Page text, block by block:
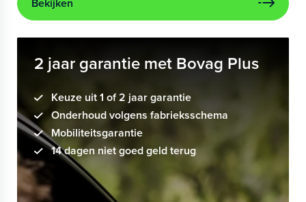
Bekijken
2 jaar garantie met Bovag Plus
Keuze uit 1 of 2 jaar garantie
Onderhoud volgens fabrieksschema
Mobiliteitsgarantie
14 dagen niet goed geld terug